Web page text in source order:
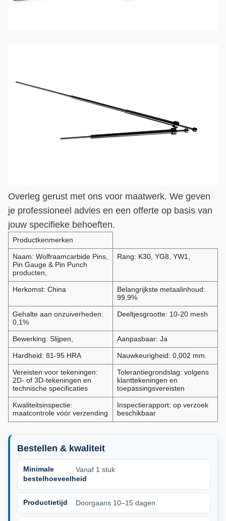
Overleg gerust met ons voor maatwerk. We geven
je professioneel advies en een offerte op basis van
jouw specifieke behoeften.
Productkenmerken
Naam: Wolfraamcarbide Pins,
Pin Gauge & Pin Punch
producten,
Rang: K30, YG8, YW1,
Herkomst: China
Belangrijkste metaalinhoud:
99,9%
Gehalte aan onzuiverheden:
0,1%
Deeltjesgrootte: 10-20 mesh
Bewerking: Slijpen, Aanpasbaar: Ja
Hardheid: 81-95 HRA Nauwkeurigheid: 0,002 mm.
Vereisten voor tekeningen:
2D- of 3D-tekeningen en
technische specificaties
Tolerantiegrondslag: volgens
klanttekeningen en
toepassingsvereisten
Kwaliteitsinspectie:
maatcontrole vóór verzending
Inspectierapport: op verzoek
beschikbaar
Bestellen & kwaliteit
Minimale
bestelhoeveelheid
Vanaf 1 stuk
Productietijd Doorgaans 10–15 dagen